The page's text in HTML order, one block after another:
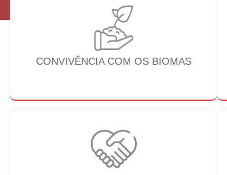
CONVIVÊNCIA COM OS BIOMAS